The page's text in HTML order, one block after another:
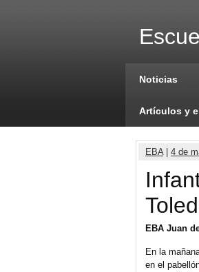
Noticias
Artículos y
EBA| 4 de
EBA Juan
En la
en el